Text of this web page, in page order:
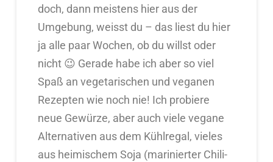
doch, dann meistens hier aus der
Umgebung, weisst du – das liest du hier
ja alle paar Wochen, ob du willst oder
nicht 😉 Gerade habe ich aber so viel
Spaß an vegetarischen und veganen
Rezepten wie noch nie! Ich probiere
neue Gewürze, aber auch viele vegane
Alternativen aus dem Kühlregal, vieles
aus heimischem Soja (marinierter Chili-